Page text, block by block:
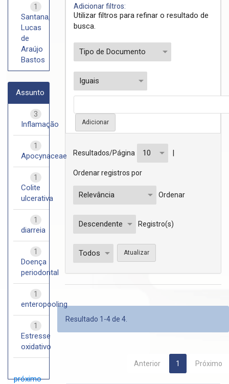
Adicionar filtros:
Utilizar filtros para refinar o resultado de
busca.
Resultados/Página |
Ordenar registros por
Ordenar
Registro(s)
Resultado 1-4 de 4.
Anterior 1 Próximo
1
Santana,
Lucas
de
Araújo
Bastos
Assunto
3
Inflamação
1
Apocynaceae
1
Colite
ulcerativa
1
diarreia
1
Doença
periodontal
1
enteropooling
1
Estresse
oxidativo
próximo